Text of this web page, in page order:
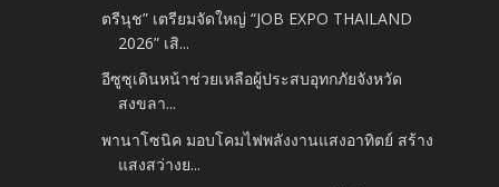
ตรีนุช” เตรียมจัดใหญ่ “JOB EXPO THAILAND
2026” เสิ...
อีซูซุเดินหน้าช่วยเหลือผู้ประสบอุทกภัยจังหวัด
สงขลา...
พานาโซนิค มอบโคมไฟพลังงานแสงอาทิตย์ สร้าง
แสงสว่างย...